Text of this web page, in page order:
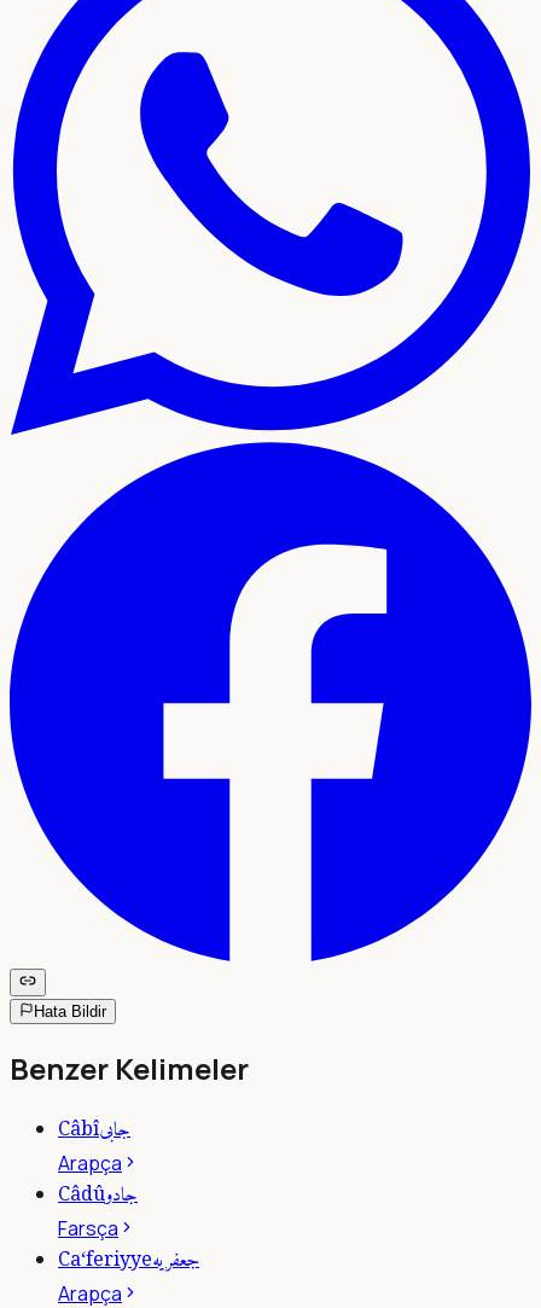
Hata Bildir
Benzer Kelimeler
Câbîجابى
Arapça
Câdûجادو
Farsça
Ca‘feriyyeجعفريه
Arapça